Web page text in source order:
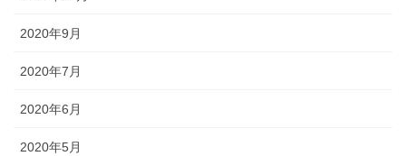
2020年9月
2020年7月
2020年6月
2020年5月